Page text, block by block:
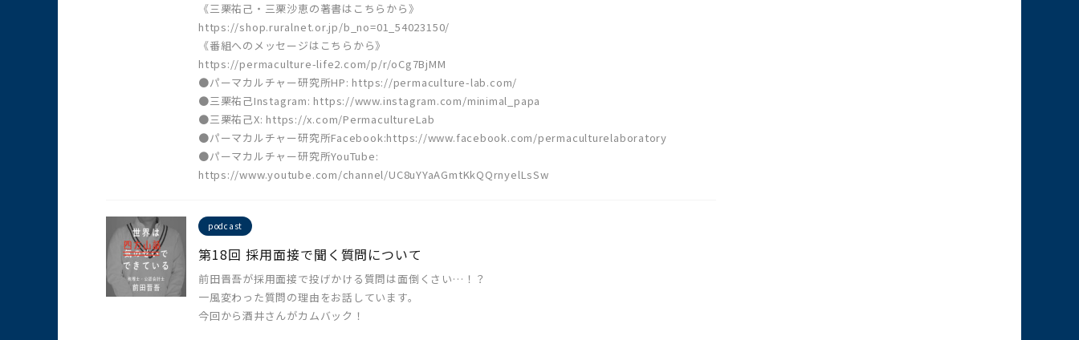
《三栗祐己・三栗沙恵の著書はこちらから》
https://shop.ruralnet.or.jp/b_no=01_54023150/
《番組へのメッセージはこちらから》
https://permaculture-life2.com/p/r/oCg7BjMM
●パーマカルチャー研究所HP: https://permaculture-lab.com/
●三栗祐己Instagram: https://www.instagram.com/minimal_papa
●三栗祐己X: https://x.com/PermacultureLab
●パーマカルチャー研究所Facebook:https://www.facebook.com/permaculturelaboratory
●パーマカルチャー研究所YouTube:
https://www.youtube.com/channel/UC8uYYaAGmtKkQQrnyelLsSw
podcast
第18回 採用面接で聞く質問について
前田晋吾が採用面接で投げかける質問は面倒くさい…！？
一風変わった質問の理由をお話しています。
今回から酒井さんがカムバック！